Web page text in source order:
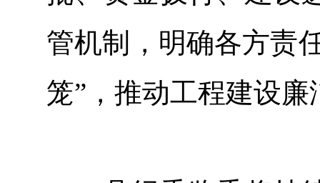
管机制，明确各方责
笼”，推动工程建设